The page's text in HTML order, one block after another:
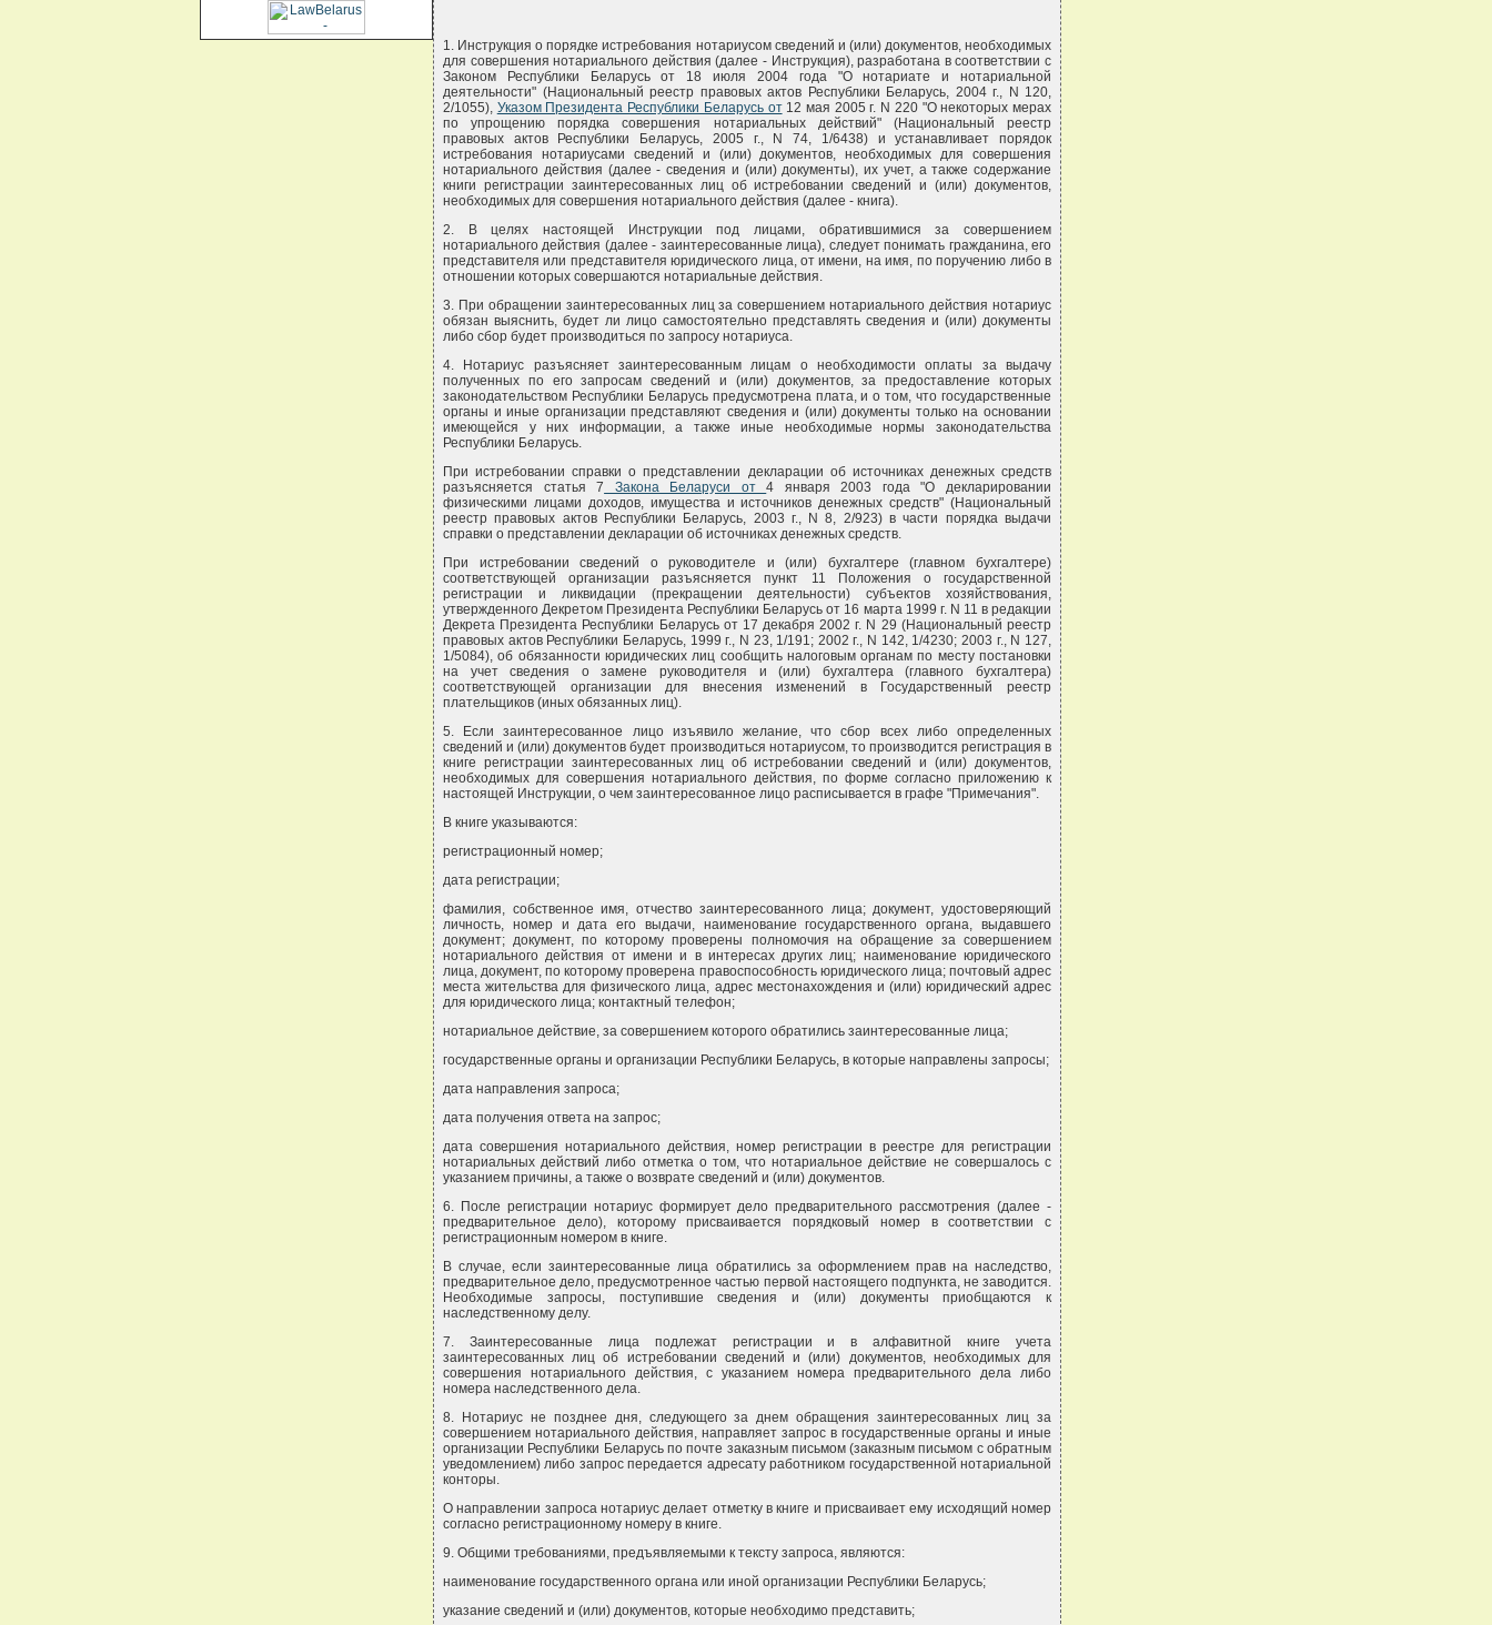
1. Инструкция о порядке истребования нотариусом сведений и (или) документов, необходимых
для совершения нотариального действия (далее - Инструкция), разработана в соответствии с
Законом Республики Беларусь от 18 июля 2004 года "О нотариате и нотариальной
деятельности" (Национальный реестр правовых актов Республики Беларусь, 2004 г., N 120,
2/1055), Указом Президента Республики Беларусь от12 мая 2005 г. N 220 "О некоторых мерах
по упрощению порядка совершения нотариальных действий" (Национальный реестр
правовых актов Республики Беларусь, 2005 г., N 74, 1/6438) и устанавливает порядок
истребования нотариусами сведений и (или) документов, необходимых для совершения
нотариального действия (далее - сведения и (или) документы), их учет, а также содержание
книги регистрации заинтересованных лиц об истребовании сведений и (или) документов,
необходимых для совершения нотариального действия (далее - книга).
2. В целях настоящей Инструкции под лицами, обратившимися за совершением
нотариального действия (далее - заинтересованные лица), следует понимать гражданина, его
представителя или представителя юридического лица, от имени, на имя, по поручению либо в
отношении которых совершаются нотариальные действия.
3. При обращении заинтересованных лиц за совершением нотариального действия нотариус
обязан выяснить, будет ли лицо самостоятельно представлять сведения и (или) документы
либо сбор будет производиться по запросу нотариуса.
4. Нотариус разъясняет заинтересованным лицам о необходимости оплаты за выдачу
полученных по его запросам сведений и (или) документов, за предоставление которых
законодательством Республики Беларусь предусмотрена плата, и о том, что государственные
органы и иные организации представляют сведения и (или) документы только на основании
имеющейся у них информации, а также иные необходимые нормы законодательства
Республики Беларусь.
При истребовании справки о представлении декларации об источниках денежных средств
разъясняется статья 7 Закона Беларуси от4 января 2003 года "О декларировании
физическими лицами доходов, имущества и источников денежных средств" (Национальный
реестр правовых актов Республики Беларусь, 2003 г., N 8, 2/923) в части порядка выдачи
справки о представлении декларации об источниках денежных средств.
При истребовании сведений о руководителе и (или) бухгалтере (главном бухгалтере)
соответствующей организации разъясняется пункт 11 Положения о государственной
регистрации и ликвидации (прекращении деятельности) субъектов хозяйствования,
утвержденного Декретом Президента Республики Беларусь от 16 марта 1999 г. N 11 в редакции
Декрета Президента Республики Беларусь от 17 декабря 2002 г. N 29 (Национальный реестр
правовых актов Республики Беларусь, 1999 г., N 23, 1/191; 2002 г., N 142, 1/4230; 2003 г., N 127,
1/5084), об обязанности юридических лиц сообщить налоговым органам по месту постановки
на учет сведения о замене руководителя и (или) бухгалтера (главного бухгалтера)
соответствующей организации для внесения изменений в Государственный реестр
плательщиков (иных обязанных лиц).
5. Если заинтересованное лицо изъявило желание, что сбор всех либо определенных
сведений и (или) документов будет производиться нотариусом, то производится регистрация в
книге регистрации заинтересованных лиц об истребовании сведений и (или) документов,
необходимых для совершения нотариального действия, по форме согласно приложению к
настоящей Инструкции, о чем заинтересованное лицо расписывается в графе "Примечания".
В книге указываются:
регистрационный номер;
дата регистрации;
фамилия, собственное имя, отчество заинтересованного лица; документ, удостоверяющий
личность, номер и дата его выдачи, наименование государственного органа, выдавшего
документ; документ, по которому проверены полномочия на обращение за совершением
нотариального действия от имени и в интересах других лиц; наименование юридического
лица, документ, по которому проверена правоспособность юридического лица; почтовый адрес
места жительства для физического лица, адрес местонахождения и (или) юридический адрес
для юридического лица; контактный телефон;
нотариальное действие, за совершением которого обратились заинтересованные лица;
государственные органы и организации Республики Беларусь, в которые направлены запросы;
дата направления запроса;
дата получения ответа на запрос;
дата совершения нотариального действия, номер регистрации в реестре для регистрации
нотариальных действий либо отметка о том, что нотариальное действие не совершалось с
указанием причины, а также о возврате сведений и (или) документов.
6. После регистрации нотариус формирует дело предварительного рассмотрения (далее -
предварительное дело), которому присваивается порядковый номер в соответствии с
регистрационным номером в книге.
В случае, если заинтересованные лица обратились за оформлением прав на наследство,
предварительное дело, предусмотренное частью первой настоящего подпункта, не заводится.
Необходимые запросы, поступившие сведения и (или) документы приобщаются к
наследственному делу.
7. Заинтересованные лица подлежат регистрации и в алфавитной книге учета
заинтересованных лиц об истребовании сведений и (или) документов, необходимых для
совершения нотариального действия, с указанием номера предварительного дела либо
номера наследственного дела.
8. Нотариус не позднее дня, следующего за днем обращения заинтересованных лиц за
совершением нотариального действия, направляет запрос в государственные органы и иные
организации Республики Беларусь по почте заказным письмом (заказным письмом с обратным
уведомлением) либо запрос передается адресату работником государственной нотариальной
конторы.
О направлении запроса нотариус делает отметку в книге и присваивает ему исходящий номер
согласно регистрационному номеру в книге.
9. Общими требованиями, предъявляемыми к тексту запроса, являются:
наименование государственного органа или иной организации Республики Беларусь;
указание сведений и (или) документов, которые необходимо представить;